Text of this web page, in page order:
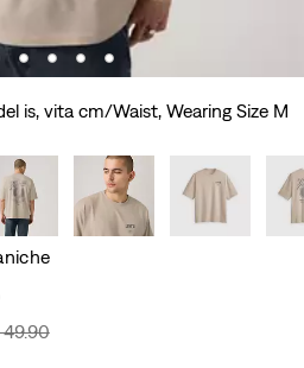
is, vita cm/Waist, Wearing Size M
49.90